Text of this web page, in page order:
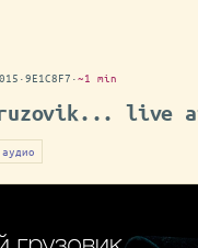
·9E1C8F7 ·~1 min
live
аудио